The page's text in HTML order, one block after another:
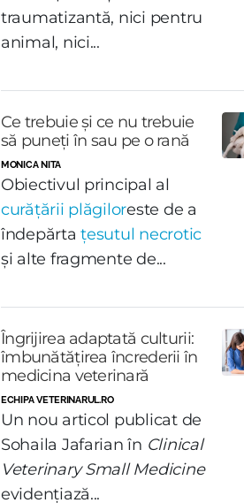
traumatizantă, nici pentru
animal, nici...
Ce trebuie și ce nu trebuie
să puneți în sau pe o rană
MONICA NITA
Obiectivul principal al
curățării plăgiloreste de a
îndepărtațesutul necrotic
și alte fragmente de...
Îngrijirea adaptată culturii:
îmbunătățirea încrederii în
medicina veterinară
ECHIPA VETERINARUL.RO
Un nou articol publicat de
Sohaila Jafarian în Clinical
Veterinary Small Medicine
evidențiază...